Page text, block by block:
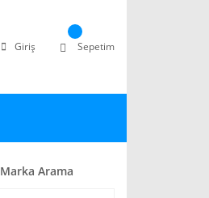
Giriş Sepetim
Marka Arama